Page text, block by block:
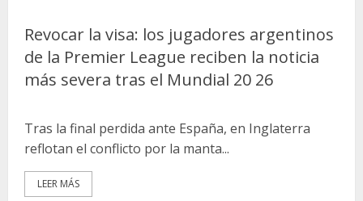
Revocar la visa: los jugadores argentinos
de la Premier League reciben la noticia
más severa tras el Mundial 20 26
Tras la final perdida ante España, en Inglaterra
reflotan el conflicto por la manta...
LEER MÁS